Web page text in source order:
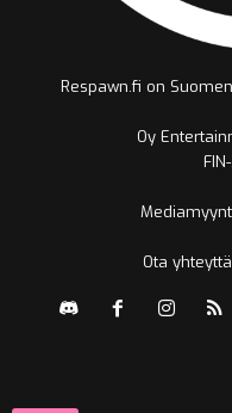
Respawn.fi on
Oy
Ota